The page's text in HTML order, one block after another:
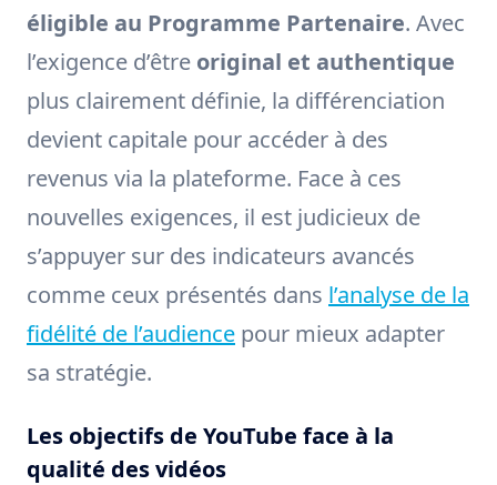
éligible au Programme Partenaire. Avec
l’exigence d’être original et authentique
plus clairement définie, la différenciation
devient capitale pour accéder à des
revenus via la plateforme. Face à ces
nouvelles exigences, il est judicieux de
s’appuyer sur des indicateurs avancés
comme ceux présentés dans l’analyse de la
fidélité de l’audience pour mieux adapter
sa stratégie.
Les objectifs de YouTube face à la
qualité des vidéos